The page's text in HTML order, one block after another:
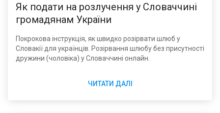
Як подати на розлучення у Словаччині
громадянам України
Покрокова інструкція, як швидко розірвати шлюб у
Словакії для українців. Розірвання шлюбу без присутності
дружини (чоловіка) у Словаччині онлайн.
ЧИТАТИ ДАЛІ